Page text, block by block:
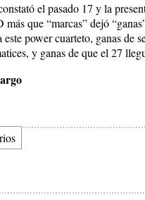
el pasado 17 y la
que “marcas” dejó
este power cuarteto, ganas de
y ganas de que el 27